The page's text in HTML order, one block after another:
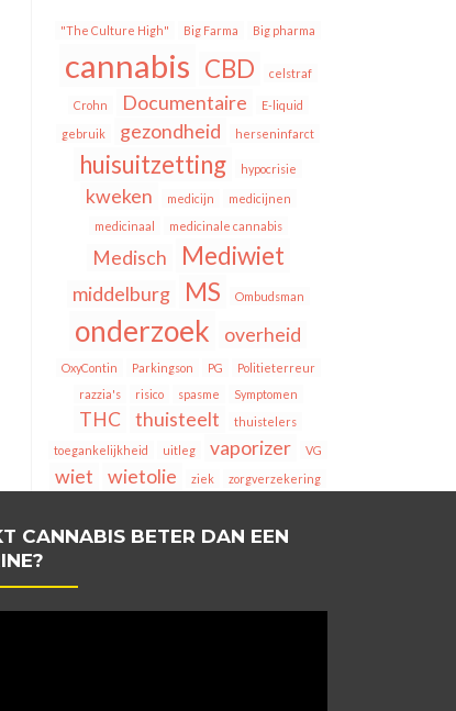
"The Culture High" Big Farma Big pharma
cannabis CBD celstraf
Crohn Documentaire
E-liquid
gebruik
gezondheid herseninfarct
huisuitzetting hypocrisie
kweken medicijn
medicijnen
medicinaal
medicinale cannabis
Medisch Mediwiet
middelburg MS Ombudsman
onderzoek overheid
OxyContin Parkingson PG
Politieterreur
razzia's
risico spasme Symptomen
THC thuisteelt
thuistelers
toegankelijkheid
uitleg vaporizer VG
wiet wietolie ziek zorgverzekering
CANNABIS BETER DAN EEN